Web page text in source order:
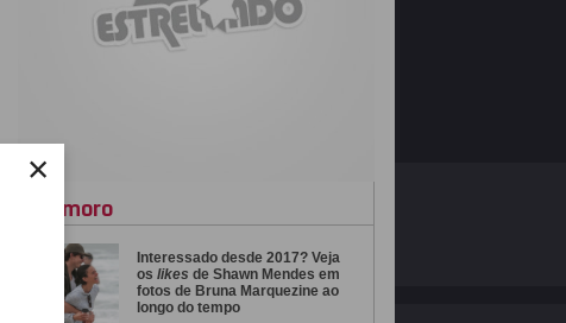
×
namoro
Interessado desde 2017? Veja
os likes de Shawn Mendes em
fotos de Bruna Marquezine ao
longo do tempo
Desenvolvido por